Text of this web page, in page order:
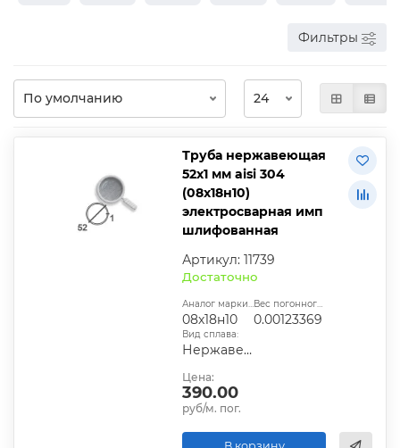
Фильтры
Труба нержавеющая
52х1 мм aisi 304
(08х18н10)
электросварная имп
шлифованная
Артикул: 11739
Достаточно
Аналог марки стали:
08х18н10
Вес погонного метра, т.:
0.00123369
Вид сплава:
Нержавеющая сталь
Цена:
390.00
руб/м. пог.